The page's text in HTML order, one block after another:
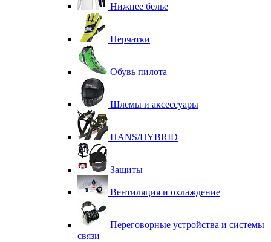
Нижнее белье
Перчатки
Обувь пилота
Шлемы и аксессуары
HANS/HYBRID
Защиты
Вентиляция и охлаждение
Переговорные устройства и системы
связи